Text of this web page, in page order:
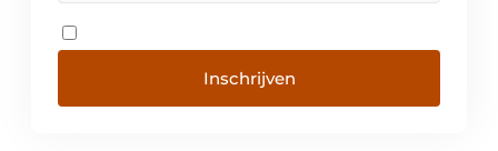
Inschrijven